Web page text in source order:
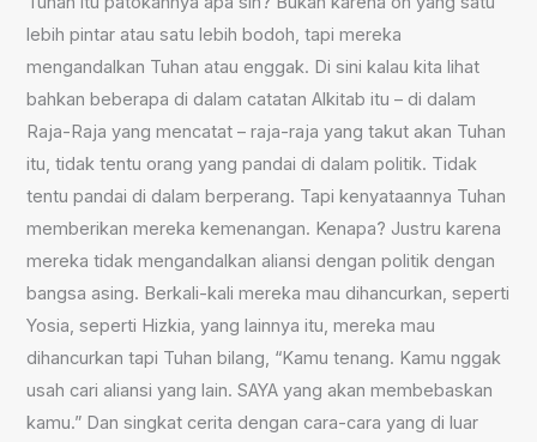
lebih pintar atau satu lebih bodoh, tapi mereka
mengandalkan Tuhan atau enggak. Di sini kalau kita lihat
bahkan beberapa di dalam catatan Alkitab itu – di dalam
Raja-Raja yang mencatat – raja-raja yang takut akan Tuhan
itu, tidak tentu orang yang pandai di dalam politik. Tidak
tentu pandai di dalam berperang. Tapi kenyataannya Tuhan
memberikan mereka kemenangan. Kenapa? Justru karena
mereka tidak mengandalkan aliansi dengan politik dengan
bangsa asing. Berkali-kali mereka mau dihancurkan, seperti
Yosia, seperti Hizkia, yang lainnya itu, mereka mau
dihancurkan tapi Tuhan bilang, “Kamu tenang. Kamu nggak
usah cari aliansi yang lain. SAYA yang akan membebaskan
kamu.” Dan singkat cerita dengan cara-cara yang di luar